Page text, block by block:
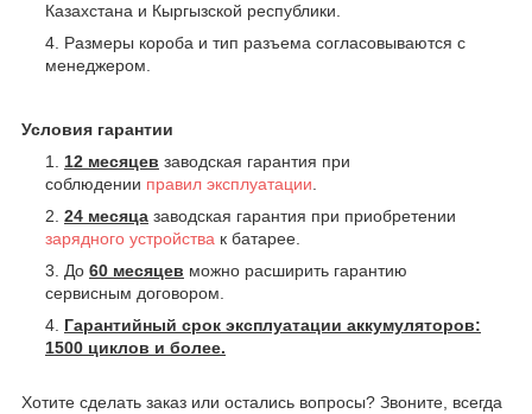
Казахстана и Кыргызской республики.
Размеры короба и тип разъема согласовываются с
менеджером.
Условия гарантии
12 месяцев заводская гарантия при
соблюдении правил эксплуатации.
24 месяца заводская гарантия при приобретении
зарядного устройства к батарее.
До 60 месяцев можно расширить гарантию
сервисным договором.
Гарантийный срок эксплуатации аккумуляторов:
1500 циклов и более.
Хотите сделать заказ или остались вопросы? Звоните, всегда